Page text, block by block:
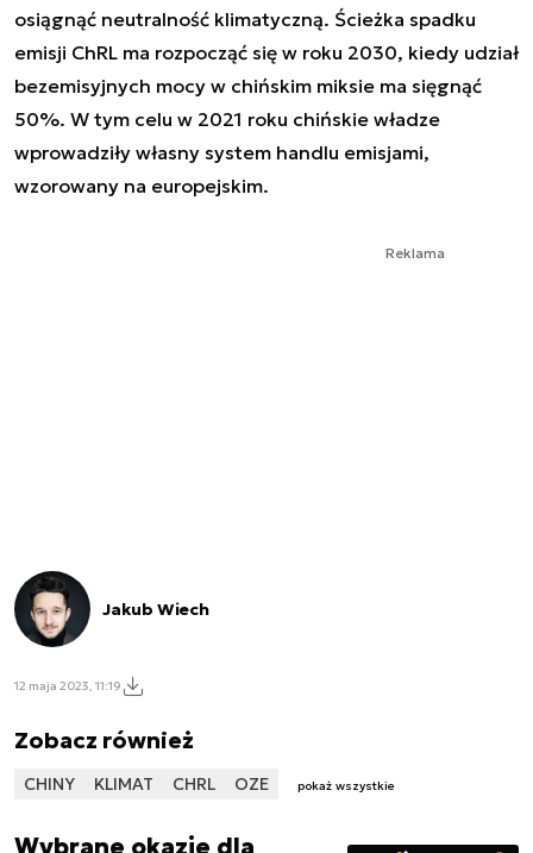
osiągnąć neutralność klimatyczną. Ścieżka spadku
emisji ChRL ma rozpocząć się w roku 2030, kiedy udział
bezemisyjnych mocy w chińskim miksie ma sięgnąć
50%. W tym celu w 2021 roku chińskie władze
wprowadziły własny system handlu emisjami,
wzorowany na europejskim.
Reklama
Jakub Wiech
12 maja 2023, 11:19
Zobacz również
CHINY KLIMAT CHRL OZE pokaż wszystkie
Wybrane okazje dla